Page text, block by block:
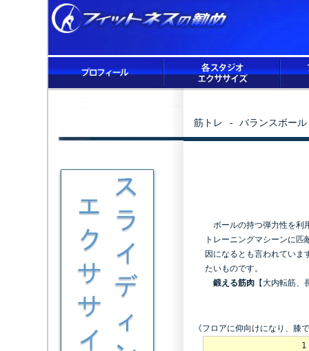
筋トレ - バランスボール
ボールの持つ弾力性を利
トレーニングマシーンに
因になるとも言われていま
たいものです。
鍛える筋肉【大内転筋、
《フロアに仰向けになり、膝
1